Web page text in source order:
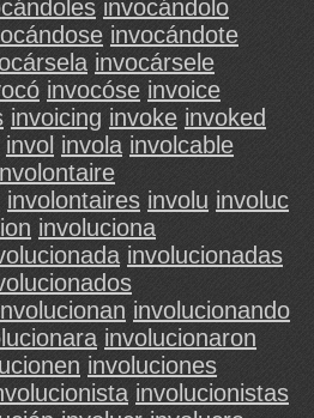
invocándolo
invocándote
invocársele
invocóse invoice
invoicing invoke invoked
invol invola involcable
involontaires involu involuc
involuciona
involucionadas
involucionando
involucionaron
involuciones
involucionistas